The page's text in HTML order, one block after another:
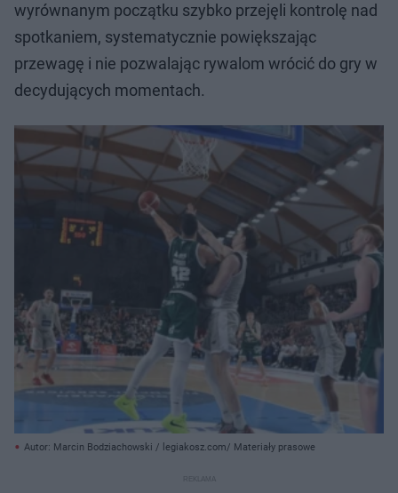
wyrównanym początku szybko przejęli kontrolę nad
spotkaniem, systematycznie powiększając
przewagę i nie pozwalając rywalom wrócić do gry w
decydujących momentach.
Autor: Marcin Bodziachowski / legiakosz.com/ Materiały prasowe